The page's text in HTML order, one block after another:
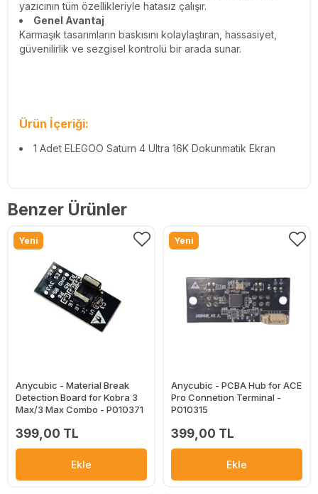
yazıcının tüm özellikleriyle hatasız çalışır.
Genel Avantaj
Karmaşık tasarımların baskısını kolaylaştıran, hassasiyet,
güvenilirlik ve sezgisel kontrolü bir arada sunar.
Ürün İçeriği:
1 Adet ELEGOO Saturn 4 Ultra 16K Dokunmatik Ekran
Benzer Ürünler
Yeni
Anycubic - Material Break
Detection Board for Kobra 3
Max/3 Max Combo - P010371
399,00 TL
Ekle
Yeni
Anycubic - PCBA Hub for ACE
Pro Connetion Terminal -
P010315
399,00 TL
Ekle